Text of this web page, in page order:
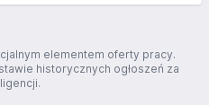
elementem oferty pracy.
historycznych ogłoszeń za